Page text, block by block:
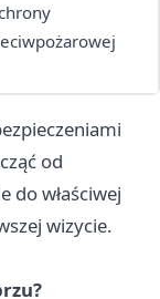
od
do właściwej
wizycie.